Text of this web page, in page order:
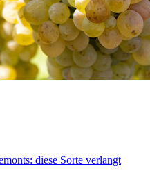
diese Sorte verlangt